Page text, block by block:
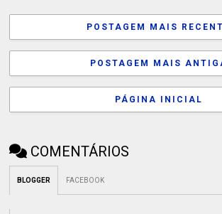
POSTAGEM MAIS
POSTAGEM MAIS
PÁGINA INICIAL
COMENTÁRIOS
BLOGGER FACEBOOK